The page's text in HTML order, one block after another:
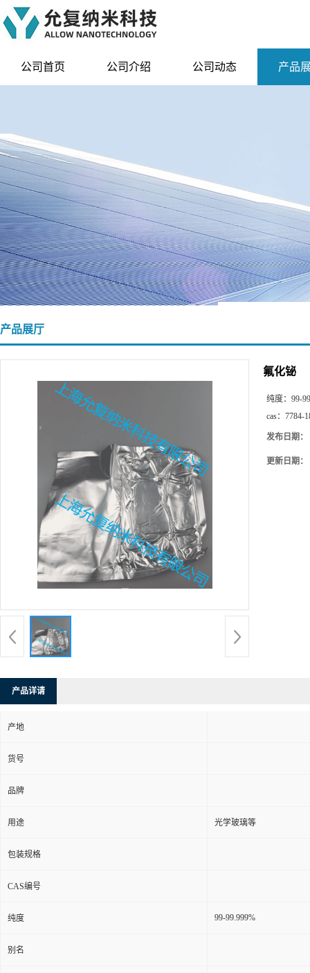
公司首页 公司介绍 公司动态 产品
产品展厅
氟化铋
纯度： 99-
cas： 7784-
发布日期：
更新日期：
产品详请
产地
货号
品牌
用途 光学玻璃等
包装规格
CAS编号
纯度 99-99.999%
别名